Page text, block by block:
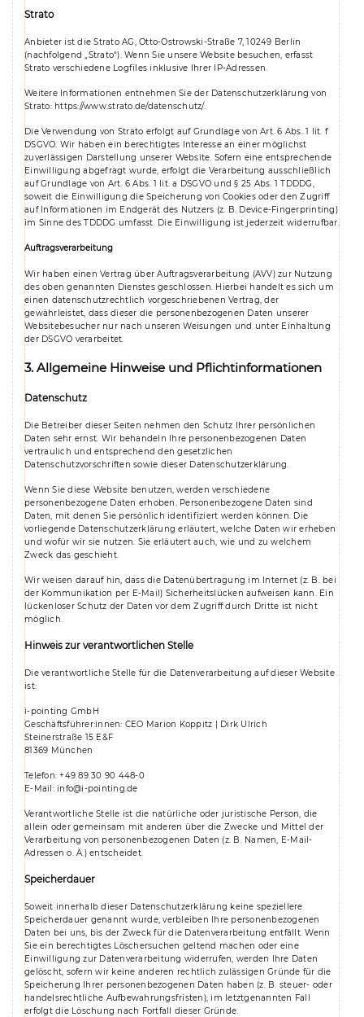
Strato
Anbieter ist die Strato AG, Otto-Ostrowski-Straße 7, 10249 Berlin
(nachfolgend „Strato“). Wenn Sie unsere Website besuchen, erfasst
Strato verschiedene Logfiles inklusive Ihrer IP-Adressen.
Weitere Informationen entnehmen Sie der Datenschutzerklärung von
Strato: https://www.strato.de/datenschutz/.
Die Verwendung von Strato erfolgt auf Grundlage von Art. 6 Abs. 1 lit. f
DSGVO. Wir haben ein berechtigtes Interesse an einer möglichst
zuverlässigen Darstellung unserer Website. Sofern eine entsprechende
Einwilligung abgefragt wurde, erfolgt die Verarbeitung ausschließlich
auf Grundlage von Art. 6 Abs. 1 lit. a DSGVO und § 25 Abs. 1 TDDDG,
soweit die Einwilligung die Speicherung von Cookies oder den Zugriff
auf Informationen im Endgerät des Nutzers (z. B. Device-Fingerprinting)
im Sinne des TDDDG umfasst. Die Einwilligung ist jederzeit widerrufbar.
Auftragsverarbeitung
Wir haben einen Vertrag über Auftragsverarbeitung (AVV) zur Nutzung
des oben genannten Dienstes geschlossen. Hierbei handelt es sich um
einen datenschutzrechtlich vorgeschriebenen Vertrag, der
gewährleistet, dass dieser die personenbezogenen Daten unserer
Websitebesucher nur nach unseren Weisungen und unter Einhaltung
der DSGVO verarbeitet.
3. Allgemeine Hinweise und Pflicht­informationen
Datenschutz
Die Betreiber dieser Seiten nehmen den Schutz Ihrer persönlichen
Daten sehr ernst. Wir behandeln Ihre personenbezogenen Daten
vertraulich und entsprechend den gesetzlichen
Datenschutzvorschriften sowie dieser Datenschutzerklärung.
Wenn Sie diese Website benutzen, werden verschiedene
personenbezogene Daten erhoben. Personenbezogene Daten sind
Daten, mit denen Sie persönlich identifiziert werden können. Die
vorliegende Datenschutzerklärung erläutert, welche Daten wir erheben
und wofür wir sie nutzen. Sie erläutert auch, wie und zu welchem
Zweck das geschieht.
Wir weisen darauf hin, dass die Datenübertragung im Internet (z. B. bei
der Kommunikation per E-Mail) Sicherheitslücken aufweisen kann. Ein
lückenloser Schutz der Daten vor dem Zugriff durch Dritte ist nicht
möglich.
Hinweis zur verantwortlichen Stelle
Die verantwortliche Stelle für die Datenverarbeitung auf dieser Website
ist:
i-pointing GmbH
Geschäftsführer:innen: CEO Marion Koppitz | Dirk Ulrich
Steinerstraße 15 E&F
81369 München
Telefon: +49 89 30 90 448-0
E-Mail: info@i-pointing.de
Verantwortliche Stelle ist die natürliche oder juristische Person, die
allein oder gemeinsam mit anderen über die Zwecke und Mittel der
Verarbeitung von personenbezogenen Daten (z. B. Namen, E-Mail-
Adressen o. Ä.) entscheidet.
Speicherdauer
Soweit innerhalb dieser Datenschutzerklärung keine speziellere
Speicherdauer genannt wurde, verbleiben Ihre personenbezogenen
Daten bei uns, bis der Zweck für die Datenverarbeitung entfällt. Wenn
Sie ein berechtigtes Löschersuchen geltend machen oder eine
Einwilligung zur Datenverarbeitung widerrufen, werden Ihre Daten
gelöscht, sofern wir keine anderen rechtlich zulässigen Gründe für die
Speicherung Ihrer personenbezogenen Daten haben (z. B. steuer- oder
handelsrechtliche Aufbewahrungsfristen); im letztgenannten Fall
erfolgt die Löschung nach Fortfall dieser Gründe.